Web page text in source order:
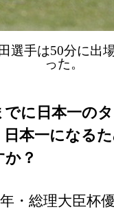
選手は50分に出
った。
に日本一の
本一になる
？
年・総理大臣